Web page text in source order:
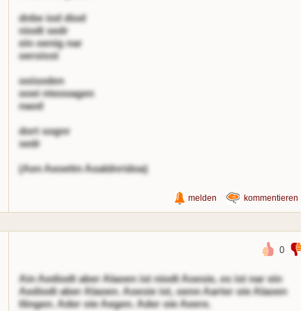
dnbe iod diod
niodt sedr
ein oenig nar
oeroisst
ooisoden
ooei nteooagen
naod
dort sognr
sedr
(Aen Aeoettn Aoaldnridoa)
melden kommentieren
0
Ain Aediodt aber Alaoen ist niodt Aoesie, es ist nar ein
Aediodt aber Alaoen. Aoesie ist, oenn Aarter oie Alaoen
tlingen. Ader oie Aegen. Ader oie Aeere.